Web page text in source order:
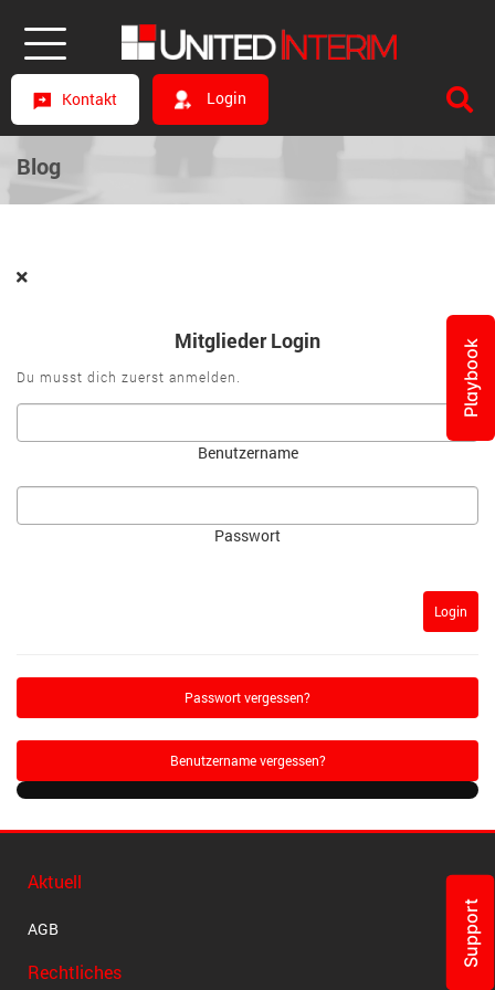
Kontakt Login
Blog
Mitglieder Login
Du musst dich zuerst anmelden.
Benutzername
Passwort
Login
Passwort vergessen?
Benutzername vergessen?
Aktuell
AGB
Rechtliches
Playbook
Support